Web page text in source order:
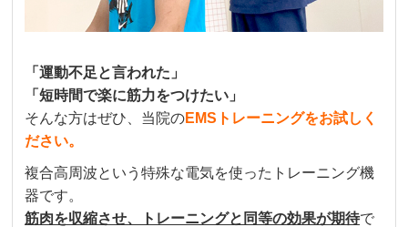
「運動不足と言われた」
「短時間で楽に筋力をつけたい」
そんな方はぜひ、当院のEMSトレーニングをお試しく
ださい。
複合高周波という特殊な電気を使ったトレーニング機
器です。
筋肉を収縮させ、トレーニングと同等の効果が期待で